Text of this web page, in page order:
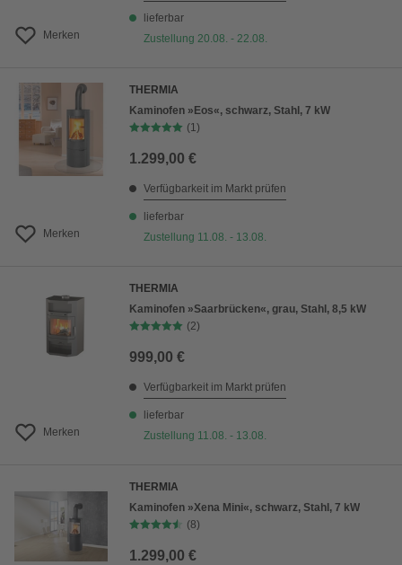
Merken
lieferbar
Zustellung 20.08. - 22.08.
Merken
THERMIA
Kaminofen »Eos«, schwarz, Stahl, 7 kW
(1)
1.299,00 €
Verfügbarkeit im Markt prüfen
lieferbar
Zustellung 11.08. - 13.08.
Merken
THERMIA
Kaminofen »Saarbrücken«, grau, Stahl, 8,5 kW
(2)
999,00 €
Verfügbarkeit im Markt prüfen
lieferbar
Zustellung 11.08. - 13.08.
THERMIA
Kaminofen »Xena Mini«, schwarz, Stahl, 7 kW
(8)
1.299,00 €